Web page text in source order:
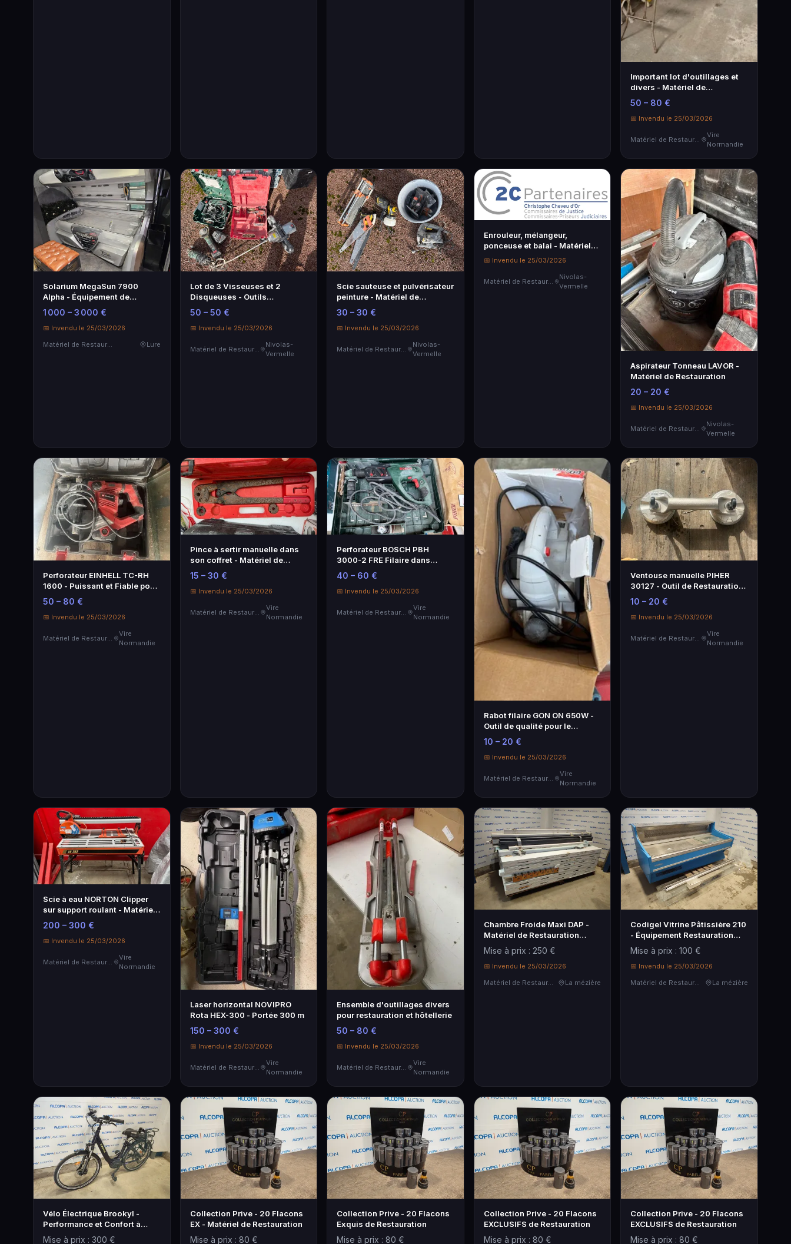
Important lot d'outillages et
divers - Matériel de
Restauration & Hôtellerie
50 – 80 €
📅 Invendu le 25/03/2026
Matériel de Restauration & Hôtellerie
Vire
Normandie
Solarium MegaSun 7900
Alpha - Équipement de
bronzage professionnel
1 000 – 3 000 €
📅 Invendu le 25/03/2026
Matériel de Restauration & Hôtellerie
Lure
Lot de 3 Visseuses et 2
Disqueuses - Outils
Électroportatifs
50 – 50 €
📅 Invendu le 25/03/2026
Matériel de Restauration & Hôtellerie
Nivolas-
Vermelle
Scie sauteuse et pulvérisateur
peinture - Matériel de
bricolage
30 – 30 €
📅 Invendu le 25/03/2026
Matériel de Restauration & Hôtellerie
Nivolas-
Vermelle
Enrouleur, mélangeur,
ponceuse et balai - Matériel
de Restauration
📅 Invendu le 25/03/2026
Matériel de Restauration & Hôtellerie
Nivolas-
Vermelle
Aspirateur Tonneau LAVOR -
Matériel de Restauration
20 – 20 €
📅 Invendu le 25/03/2026
Matériel de Restauration & Hôtellerie
Nivolas-
Vermelle
Perforateur EINHELL TC-RH
1600 - Puissant et Fiable pour
les Projets de Rénovation
50 – 80 €
📅 Invendu le 25/03/2026
Vire
Normandie
Pince à sertir manuelle dans
son coffret - Matériel de
Restauration
15 – 30 €
📅 Invendu le 25/03/2026
Matériel de Restauration & Hôtellerie
Vire
Normandie
Perforateur BOSCH PBH
3000-2 FRE Filaire dans
Coffret
40 – 60 €
📅 Invendu le 25/03/2026
Matériel de Restauration & Hôtellerie
Vire
Normandie
Rabot filaire GON ON 650W -
Outil de qualité pour le
bricolage
10 – 20 €
📅 Invendu le 25/03/2026
Matériel de Restauration & Hôtellerie
Vire
Normandie
Ventouse manuelle PIHER
30127 - Outil de Restauration
dans sa Boîte
10 – 20 €
📅 Invendu le 25/03/2026
Vire
Normandie
Scie à eau NORTON Clipper
sur support roulant - Matériel
professionnel
200 – 300 €
📅 Invendu le 25/03/2026
Matériel de Restauration & Hôtellerie
Vire
Normandie
Laser horizontal NOVIPRO
Rota HEX-300 - Portée 300 m
150 – 300 €
📅 Invendu le 25/03/2026
Matériel de Restauration & Hôtellerie
Vire
Normandie
Ensemble d'outillages divers
pour restauration et hôtellerie
50 – 80 €
📅 Invendu le 25/03/2026
Vire
Normandie
Chambre Froide Maxi DAP -
Matériel de Restauration
Professionnelle
Mise à prix : 250 €
📅 Invendu le 25/03/2026
Matériel de Restauration & Hôtellerie
La mézière
Codigel Vitrine Pâtissière 210
- Équipement Restauration
Professionnelle
Mise à prix : 100 €
📅 Invendu le 25/03/2026
Matériel de Restauration & Hôtellerie
La mézière
Vélo Électrique Brookyl -
Performance et Confort à
Rennes
Mise à prix : 300 €
Collection Prive - 20 Flacons
EX - Matériel de Restauration
Mise à prix : 80 €
Collection Prive - 20 Flacons
Exquis de Restauration
Mise à prix : 80 €
Collection Prive - 20 Flacons
EXCLUSIFS de Restauration
Mise à prix : 80 €
Collection Prive - 20 Flacons
EXCLUSIFS de Restauration
Mise à prix : 80 €